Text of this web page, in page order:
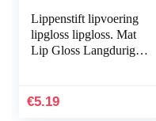
Lippenstift lipvoering
lipgloss lipgloss. Mat
Lip Gloss Langdurige
beschikbaar…
€5.19